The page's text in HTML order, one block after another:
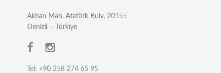
Akhan Mah. Atatürk Bulv. 20155
Denizli – Türkiye
Tel: +90 258 274 65 95